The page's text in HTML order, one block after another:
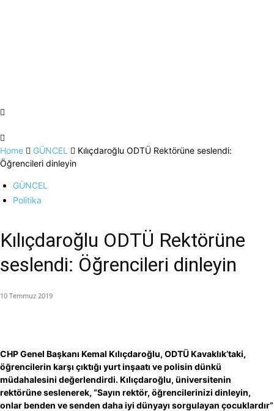
Home GÜNCEL
Kılıçdaroğlu ODTÜ Rektörüne seslendi:
Öğrencileri dinleyin
GÜNCEL
Politika
Kılıçdaroğlu ODTÜ Rektörüne
seslendi: Öğrencileri dinleyin
10 Temmuz 2019
CHP Genel Başkanı Kemal Kılıçdaroğlu, ODTÜ Kavaklık’taki,
öğrencilerin karşı çıktığı yurt inşaatı ve polisin dünkü
müdahalesini değerlendirdi. Kılıçdaroğlu, üniversitenin
rektörüne seslenerek, “Sayın rektör, öğrencilerinizi dinleyin,
onlar benden ve senden daha iyi dünyayı sorgulayan çocuklardır”